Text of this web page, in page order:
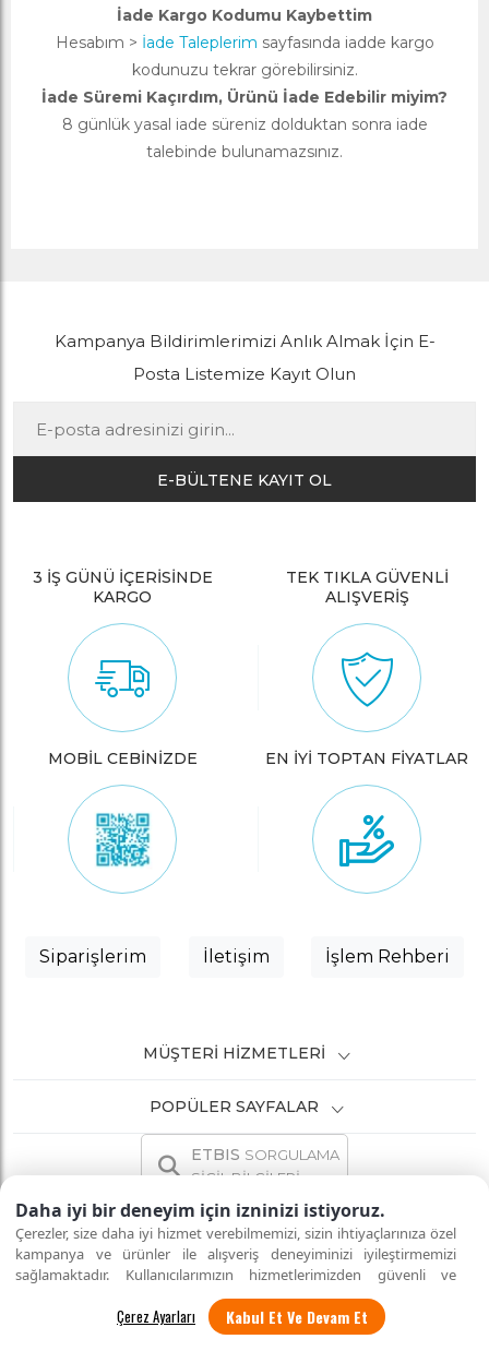
Daha iyi bir deneyim için izninizi istiyoruz.
Çerezler, size daha iyi hizmet verebilmemizi, sizin ihtiyaçlarınıza özel
kampanya ve ürünler ile alışveriş deneyiminizi iyileştirmemizi
sağlamaktadır. Kullanıcılarımızın hizmetlerimizden güvenli ve
eksiksiz şekilde faydalanmalarını sağlamak amacıyla sitemizi
kullanan kişilerin gizliliğini korumayı önemsiyoruz. "Kabul Et"
seçeneği ile tüm çerezleri kabul edebilirsiniz veya "Çerez Ayarları"
Kabul Et Ve Devam Et
İade Kargo Kodumu Kaybettim
Hesabım > İade Taleplerim sayfasında iadde kargo
kodunuzu tekrar görebilirsiniz.
İade Süremi Kaçırdım, Ürünü İade Edebilir miyim?
8 günlük yasal iade süreniz dolduktan sonra iade
talebinde bulunamazsınız.
Kampanya Bildirimlerimizi Anlık Almak İçin E-
Posta Listemize Kayıt Olun
E-BÜLTENE KAYIT OL
3 İŞ GÜNÜ İÇERİSİNDE
KARGO
TEK TIKLA GÜVENLİ
ALIŞVERİŞ
MOBİL CEBİNİZDE EN İYİ TOPTAN FİYATLAR
Siparişlerim İletişim İşlem Rehberi
MÜŞTERI HIZMETLERI
POPÜLER SAYFALAR
ETBIS SORGULAMA
SİCİL BİLGİLERİ
İNTERNETTE GÜVENLİ ALIŞVERİŞ